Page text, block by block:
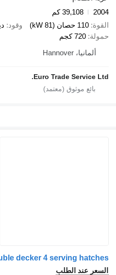
2004
39,108 كم
القوة 110 حصان (81 kW) وقود
حمولة 720 كجم
ألمانيا، Hannover
Euro Trade Service Ltd.
decker 4 serving hatches
السعر عند الطلب